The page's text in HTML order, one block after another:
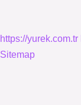
https://yurek.com.tr
Sitemap